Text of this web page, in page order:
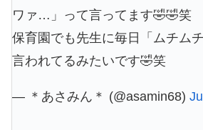
ワァ…」って言ってます🤣🤣笑
保育園でも先生に毎日「ムチム
言われてるみたいです🤣笑
— ＊あさみん＊ (@asamin68)